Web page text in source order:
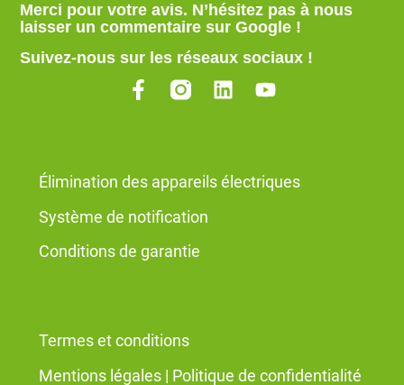
Merci pour votre avis. N’hésitez pas à nous
laisser un commentaire sur Google !
Suivez-nous sur les réseaux sociaux !
Élimination des appareils électriques
Système de notification
Conditions de garantie
Termes et conditions
Mentions légales | Politique de confidentialité